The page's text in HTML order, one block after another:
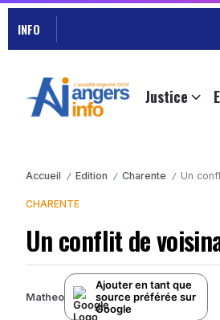
INFO
Justice
Accueil / Edition / Charente / Un
CHARENTE
Un conflit de
Matheo
Ajouter en tant que
source préférée sur
Google